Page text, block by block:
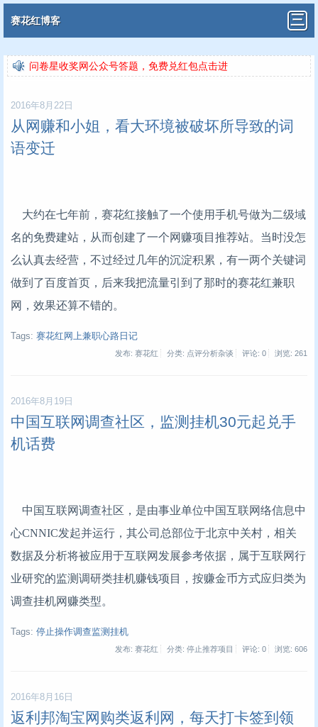
赛花红博客
问卷星收奖网公众号答题，免费兑红包点击进
2016年8月22日
从网赚和小姐，看大环境被破坏所导致的词
语变迁
大约在七年前，赛花红接触了一个使用手机号做为二级域
名的免费建站，从而创建了一个网赚项目推荐站。当时没怎
么认真去经营，不过经过几年的沉淀积累，有一两个关键词
做到了百度首页，后来我把流量引到了那时的赛花红兼职
网，效果还算不错的。
Tags: 赛花红网上兼职心路日记
发布: 赛花红 分类: 点评分析杂谈 评论: 0 浏览: 261
2016年8月19日
中国互联网调查社区，监测挂机30元起兑手
机话费
中国互联网调查社区，是由事业单位中国互联网络信息中
心CNNIC发起并运行，其公司总部位于北京中关村，相关
数据及分析将被应用于互联网发展参考依据，属于互联网行
业研究的监测调研类挂机赚钱项目，按赚金币方式应归类为
调查挂机网赚类型。
Tags: 停止操作调查监测挂机
发布: 赛花红 分类: 停止推荐项目 评论: 0 浏览: 606
2016年8月16日
返利邦淘宝网购类返利网，每天打卡签到领